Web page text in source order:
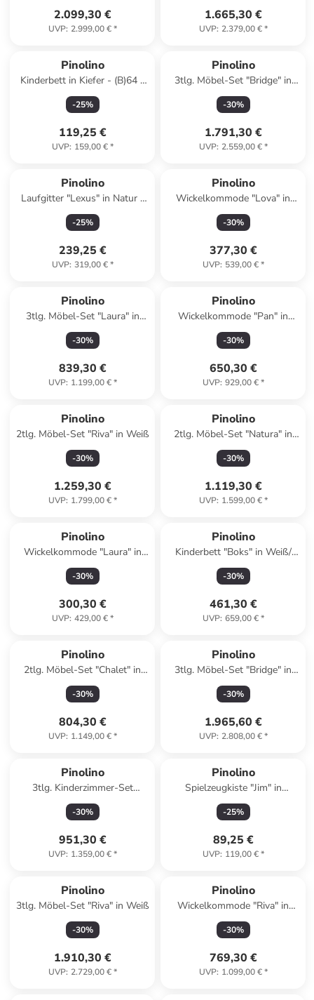
2.099,30 €
UVP: 2.999,00 €*
1.665,30 €
UVP: 2.379,00 €*
Pinolino
Kinderbett in Kiefer - (B)64 x
(L)124 x (H)85 cm
-25%
119,25 €
UVP: 159,00 €*
Pinolino
3tlg. Möbel-Set "Bridge" in
Weiß
-30%
1.791,30 €
UVP: 2.559,00 €*
Pinolino
Laufgitter "Lexus" in Natur -
(L)97 x (B)97 x (H)75 cm
-25%
239,25 €
UVP: 319,00 €*
Pinolino
Wickelkommode "Lova" in
Weiß - (B)102 x (H)99 x (T)77
cm
-30%
377,30 €
UVP: 539,00 €*
Pinolino
3tlg. Möbel-Set "Laura" in
Weiß
-30%
839,30 €
UVP: 1.199,00 €*
Pinolino
Wickelkommode "Pan" in
Weiß - (B)100 x (H)101 x
(T)78 cm
-30%
650,30 €
UVP: 929,00 €*
Pinolino
2tlg. Möbel-Set "Riva" in Weiß
-30%
1.259,30 €
UVP: 1.799,00 €*
Pinolino
2tlg. Möbel-Set "Natura" in
Hellbraun
-30%
1.119,30 €
UVP: 1.599,00 €*
Pinolino
Wickelkommode "Laura" in
Weiß - (B)120 x (H)101 x
(T)80 cm
-30%
300,30 €
UVP: 429,00 €*
Pinolino
Kinderbett "Boks" in Weiß/
Natur - (B)144 x (H)90 x (T)78
cm
-30%
461,30 €
UVP: 659,00 €*
Pinolino
2tlg. Möbel-Set "Chalet" in
Weiß
-30%
804,30 €
UVP: 1.149,00 €*
Pinolino
3tlg. Möbel-Set "Bridge" in
Weiß
-30%
1.965,60 €
UVP: 2.808,00 €*
Pinolino
3tlg. Kinderzimmer-Set
"Florentina" in Weiß
-30%
951,30 €
UVP: 1.359,00 €*
Pinolino
Spielzeugkiste "Jim" in
Hellblau - (L)50 x (B)36 x
(H)36 cm
-25%
89,25 €
UVP: 119,00 €*
Pinolino
3tlg. Möbel-Set "Riva" in Weiß
-30%
1.910,30 €
UVP: 2.729,00 €*
Pinolino
Wickelkommode "Riva" in
Weiß - (B)140 x (H)105 x
(T)78 cm
-30%
769,30 €
UVP: 1.099,00 €*